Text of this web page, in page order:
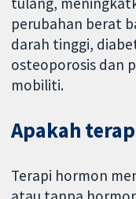
perubahan berat
darah tinggi,
osteoporosis dan
mobiliti.
Apakah
Terapi hormon